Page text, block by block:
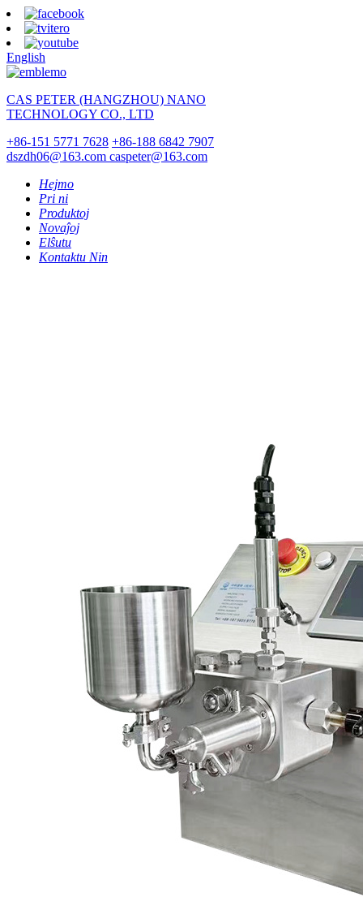
English
CAS PETER (HANGZHOU) NANO
TECHNOLOGY CO., LTD
+86-151 5771 7628 +86-188 6842 7907
dszdh06@163.com caspeter@163.com
Hejmo
Pri ni
Produktoj
Novaĵoj
Elŝutu
Kontaktu Nin